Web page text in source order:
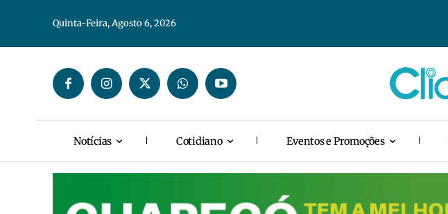
Quinta-Feira, Agosto 6, 2026
Notícias Cotidiano Eventos e Promoções